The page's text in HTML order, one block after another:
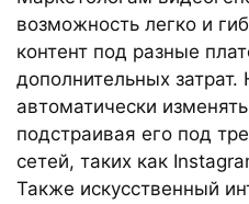
возможность легко и
контент под разные
дополнительных
автоматически
подстраивая его под
сетей, таких как
Также искусственный